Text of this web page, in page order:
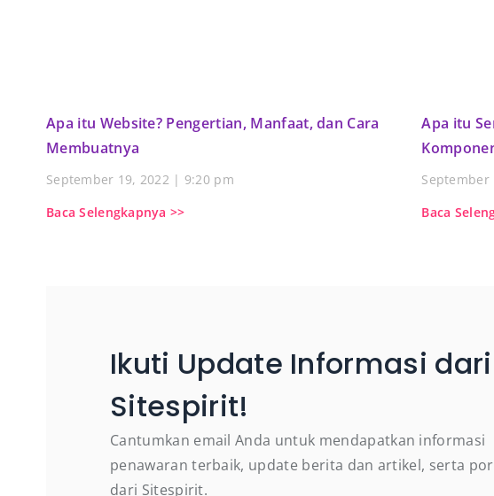
Apa itu Website? Pengertian, Manfaat, dan Cara
Membuatnya
September 19, 2022
9:20 pm
Baca Selengkapnya >>
Apa itu
September
Baca
Ikuti Update Informasi dari
Sitespirit!
Cantumkan email Anda untuk mendapatkan informasi
penawaran terbaik, update berita dan artikel, serta
dari Sitespirit.